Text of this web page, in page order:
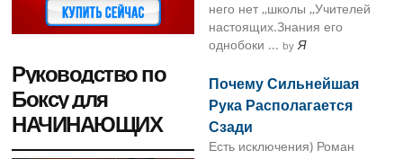
Руководство по
Боксу для
НАЧИНАЮЩИХ
него нет ,,школы ,,Учителей
настоящих.Знания его
однобоки ... by Я
Почему Сильнейшая
Рука Располагается
Сзади
Есть исключения) Роман